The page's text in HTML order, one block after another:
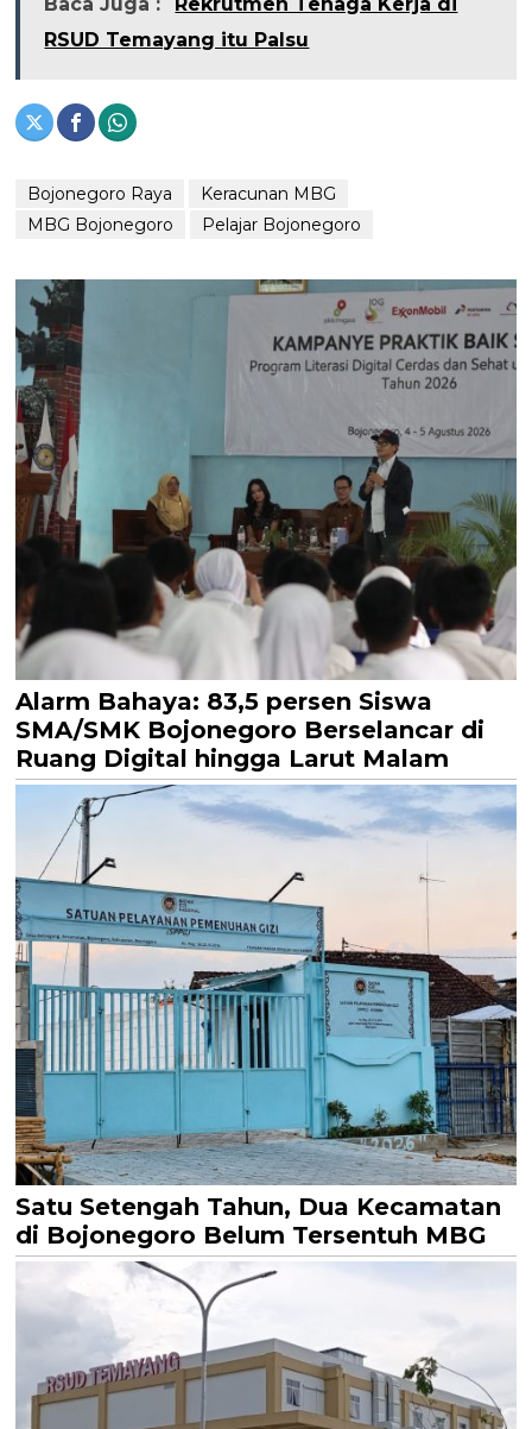
RSUD Temayang itu Palsu
Bojonegoro Raya
Keracunan MBG
MBG Bojonegoro
Pelajar Bojonegoro
Alarm Bahaya: 83,5 persen Siswa
SMA/SMK Bojonegoro Berselancar di
Ruang Digital hingga Larut Malam
Satu Setengah Tahun, Dua Kecamatan
di Bojonegoro Belum Tersentuh MBG